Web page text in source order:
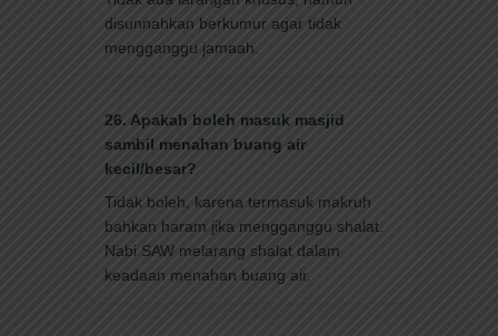
disunnahkan berkumur agar tidak
mengganggu jamaah.
26. Apakah boleh masuk masjid
sambil menahan buang air
kecil/besar?
Tidak boleh, karena termasuk makruh
bahkan haram jika mengganggu shalat.
Nabi SAW melarang shalat dalam
keadaan menahan buang air.